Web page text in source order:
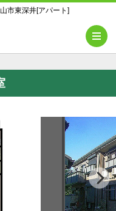
市東深井[アパート]